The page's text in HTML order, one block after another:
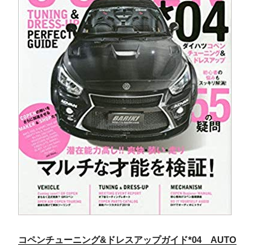
コペンチューニング&ドレスアップガイド*04 AUTO